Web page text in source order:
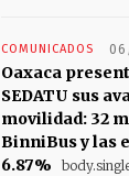
COMUNICADOS
Oaxaca
SEDATU sus
movilidad: 32
BinniBus y las
6.87%